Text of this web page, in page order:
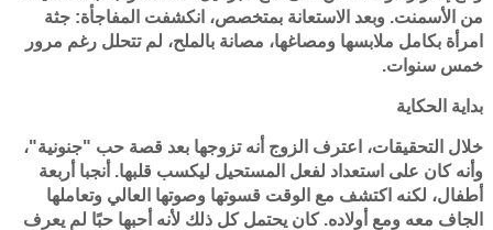
من الأسمنت. وبعد الاستعانة بمتخصص، انكشفت المفاجأة: جثة
امرأة بكامل ملابسها ومصاغها، مصانة بالملح، لم تتحلل رغم مرور
خمس سنوات.
بداية الحكاية
خلال التحقيقات، اعترف الزوج أنه تزوجها بعد قصة حب "جنونية"،
وأنه كان على استعداد لفعل المستحيل ليكسب قلبها. أنجبا أربعة
أطفال، لكنه اكتشف مع الوقت قسوتها وصوتها العالي وتعاملها
الجاف معه ومع أولاده. كان يحتمل كل ذلك لأنه أحبها حبًا لم يعرف